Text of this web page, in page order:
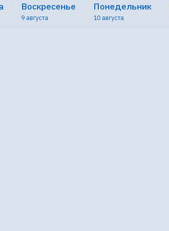
Воскресенье
9 августа
Понедельник
10 августа